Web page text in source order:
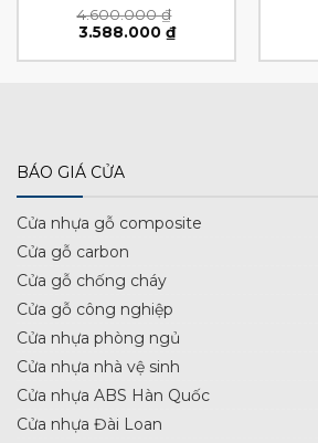
4.600.000₫
Giá
là:
3.588.000 ₫Giá
tại
BÁO GIÁ CỬA
Cửa nhựa gỗ composite
Cửa gỗ carbon
Cửa gỗ chống cháy
Cửa gỗ công nghiệp
Cửa nhựa phòng ngủ
Cửa nhựa nhà vệ sinh
Cửa nhựa ABS Hàn Quốc
Cửa nhựa Đài Loan